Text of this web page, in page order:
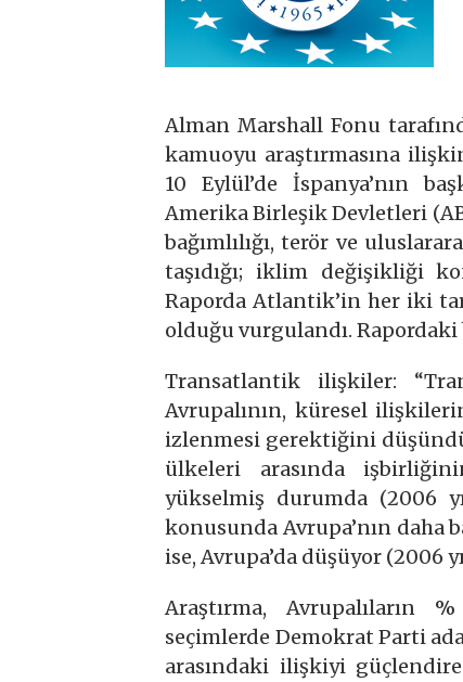
Alman Marshall Fonu
kamuoyu araştırmasına
10 Eylül’de İspanya’nın
Amerika Birleşik Devletleri
bağımlılığı, terör ve
taşıdığı; iklim değişikliği
Raporda Atlantik’in her iki
olduğu vurgulandı. Rapordaki
Transatlantik ilişkiler:
Avrupalının, küresel
izlenmesi gerektiğini
ülkeleri arasında
yükselmiş durumda (2006
konusunda Avrupa’nın daha
ise, Avrupa’da düşüyor (2006
Araştırma, Avrupalıların
seçimlerde Demokrat Parti
arasındaki ilişkiyi